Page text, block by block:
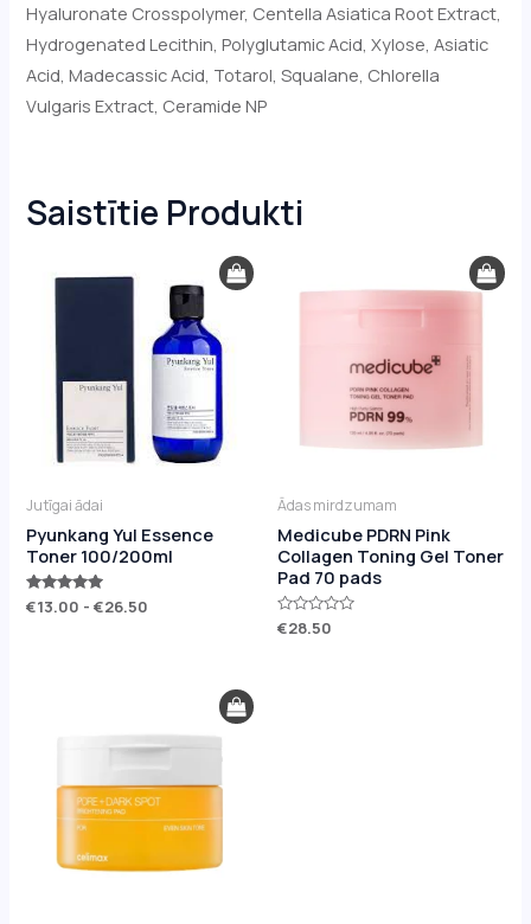
Hyaluronate Crosspolymer, Centella Asiatica Root Extract,
Hydrogenated Lecithin, Polyglutamic Acid, Xylose, Asiatic
Acid, Madecassic Acid, Totarol, Squalane, Chlorella
Vulgaris Extract, Ceramide NP
Saistītie Produkti
Jutīgai ādai
Pyunkang Yul Essence
Toner 100/200ml
Novērtēts
ar
€13.00 -€26.50
Ādas mirdzumam
Medicube PDRN Pink
Collagen Toning Gel Toner
Pad 70 pads
Novērtēts
ar
€28.50